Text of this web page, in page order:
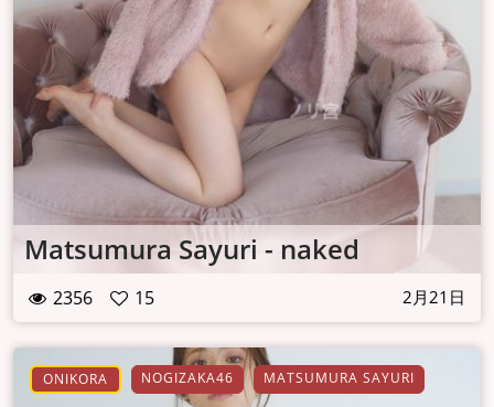
Matsumura Sayuri - naked
2356 15 2月21日
ONIKORA NOGIZAKA46 MATSUMURA SAYURI